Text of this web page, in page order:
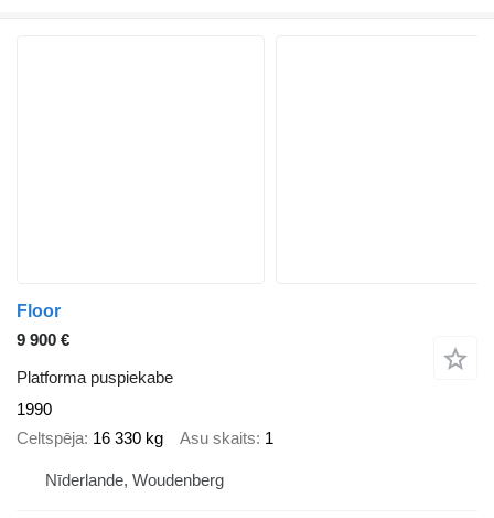
Floor
9 900 €
Platforma puspiekabe
1990
Celtspēja 16 330 kg Asu skaits 1
Nīderlande, Woudenberg